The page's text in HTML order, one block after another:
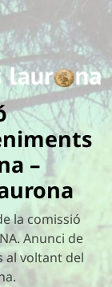
–
la comissió
Anunci de
al voltant del